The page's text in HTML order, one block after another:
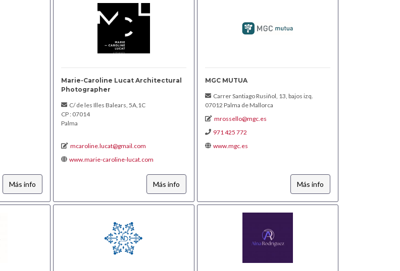
Más info
Marie-Caroline Lucat Architectural
Photographer
C/ de les Illes Balears, 5A,1C
CP : 07014
Palma
mcaroline.lucat@gmail.com
www.marie-caroline-lucat.com
Más info
MGC MUTUA
Carrer Santiago Rusiñol, 13, bajos izq.
07012 Palma de Mallorca
mrossello@mgc.es
971 425 772
www.mgc.es
Más info